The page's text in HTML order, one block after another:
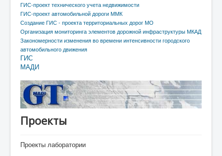
МАДИ
ГИС-проект технического учета недвижимости
ГИС-проект автомобильной дороги ММК
Создание ГИС - проекта территориальных дорог МО
Организация мониторинга элементов дорожной инфраструктуры МКАД
Закономерности изменения во времени интенсивности городского
автомобильного движения
ГИС
МАДИ
Проекты
Проекты лаборатории